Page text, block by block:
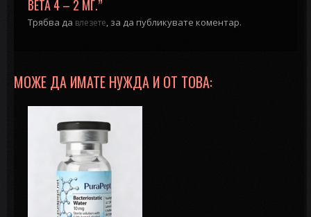
BETA 4 – 2 МГ.”
Трябва да влезете, за да публикувате коментар.
МОЖЕ ДА ИМАТЕ НУЖДА И ОТ ТОВА: